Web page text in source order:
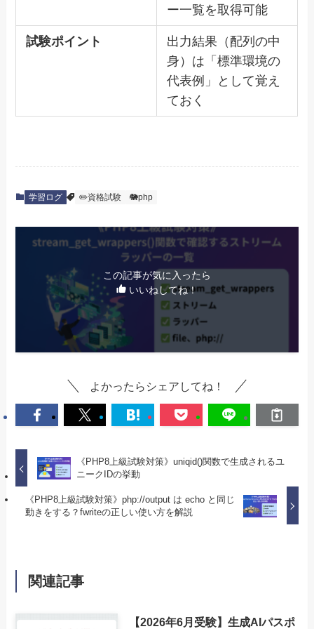
ー一覧を取得可能
試験ポイント
出力結果（配列の中
身）は「標準環境の
代表例」として覚え
ておく
学習ログ ✏️資格試験 🐘php
この記事が気に入ったら
いいねしてね！
よかったらシェアしてね！
《PHP8上級試験対策》uniqid()関数で生成されるユ
ニークIDの挙動
《PHP8上級試験対策》php://output は echo と同じ
動きをする？fwriteの正しい使い方を解説
関連記事
【2026年6月受験】生成AIパスポ